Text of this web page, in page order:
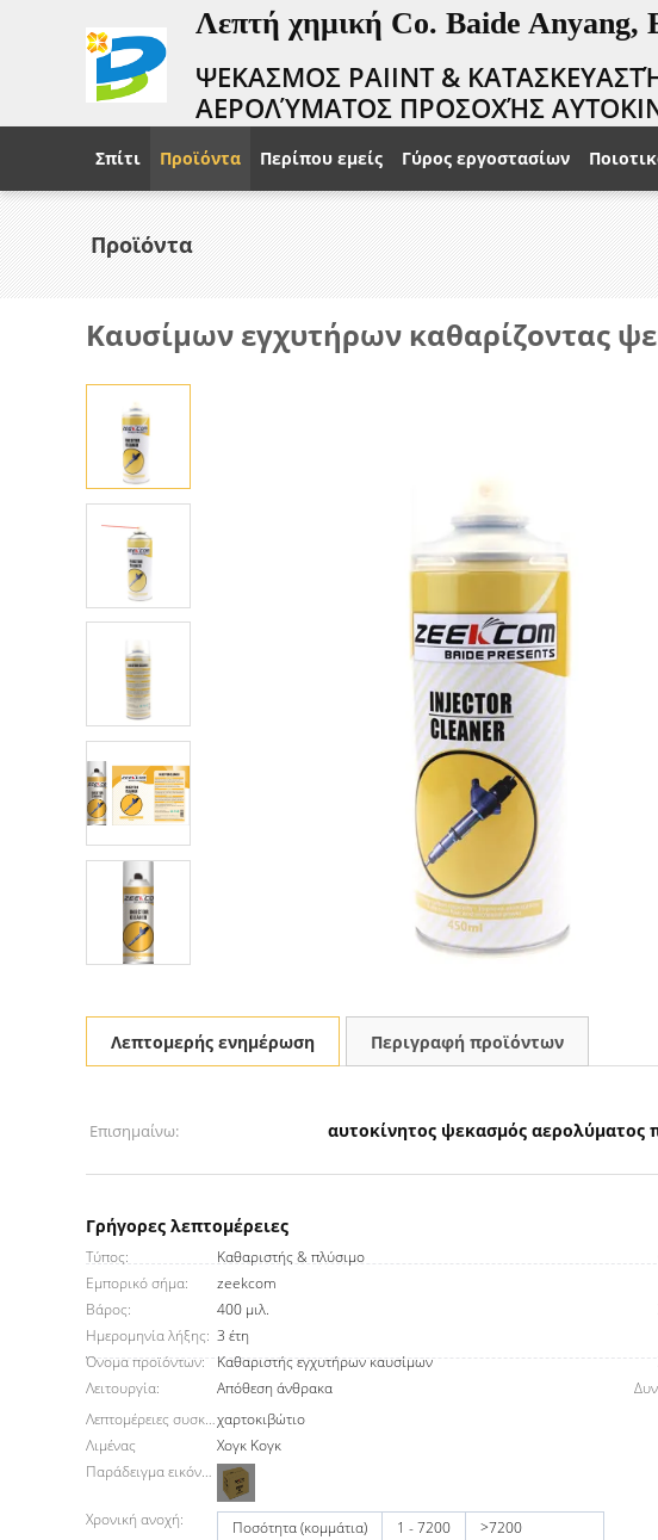
Λεπτή χημική Co. Baide
ΨΕΚΑΣΜΟΣ PAIINT &
ΑΕΡΟΛΎΜΑΤΟΣ ΠΡΟΣΟΧΉΣ
Σπίτι Προϊόντα Περίπου εμείς Γύρος εργοστασίων
Προϊόντα
Καυσίμων εγχυτήρων καθαρίζοντας
Λεπτομερής ενημέρωση Περιγραφή προϊόντων
Επισημαίνω: αυτοκίνητος ψεκασμός αερολύματος
Γρήγορες λεπτομέρειες
Τύπος: Καθαριστής & πλύσιμο
Εμπορικό σήμα:
zeekcom
Βάρος:
400 μιλ.
Ημερομηνία λήξης: 3 έτη
Όνομα προϊόντων:
Καθαριστής εγχυτήρων καυσίμων
Λειτουργία:
Απόθεση άνθρακα
Λεπτομέρειες συσκευασίαςχαρτοκιβώτιο
Λιμένας
Χογκ Κογκ
Παράδειγμα εικόνων:
Χρονική ανοχή: Ποσότητα (κομμάτια) 1 - 7200
>7200